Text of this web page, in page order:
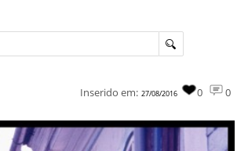
0
0
Inserido em: 27/08/2016